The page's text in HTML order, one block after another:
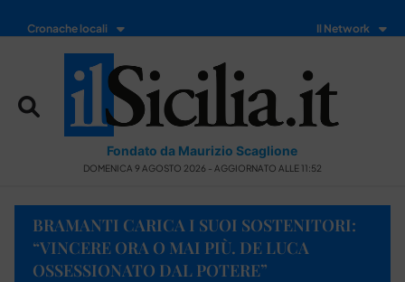
Cronache locali Il Network
Fondato da Maurizio Scaglione
DOMENICA 9 AGOSTO 2026 - AGGIORNATO ALLE 11:52
BRAMANTI CARICA I SUOI SOSTENITORI:
“VINCERE ORA O MAI PIÙ. DE LUCA
OSSESSIONATO DAL POTERE”